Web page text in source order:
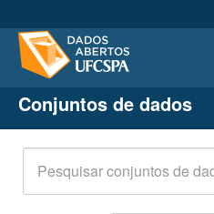
Conjuntos de dados
Organizações
Grupos
Sobre
Conjuntos de dados